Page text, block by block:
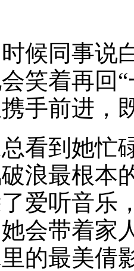
同事说白
笑着再回
手前进，
到她忙碌
浪最根本
爱听音乐
会带着家
的最美倩